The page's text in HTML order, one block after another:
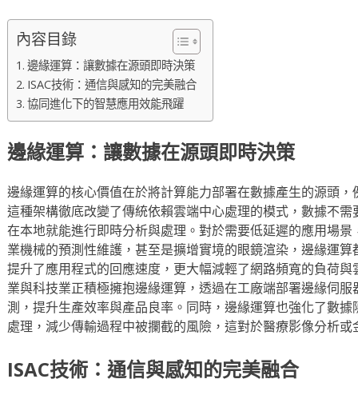
內容目錄
邊緣運算：讓數據在源頭即時決策
ISAC技術：通信與感知的完美融合
協同進化下的智慧應用效能飛躍
邊緣運算：讓數據在源頭即時決策
邊緣運算的核心價值在於將計算能力部署在數據產生的源頭
這種架構徹底改變了傳統依賴雲端中心處理的模式，數據不
在本地就能進行即時分析與處理。對於需要低延遲的應用場
業機械的預測性維護，甚至是擴增實境的眼鏡渲染，邊緣運
提升了應用程式的回應速度，更大幅減輕了網路頻寬的負荷
業與科技業正積極擁抱邊緣運算，透過在工廠端部署邊緣伺
測，提升生產效率與產品良率。同時，邊緣運算也強化了數
處理，減少傳輸過程中被攔截的風險，這對於醫療影像分析
ISAC技術：通信與感知的完美融合